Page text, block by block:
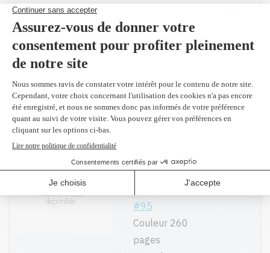
C8766WN #95 -
Original
pages
82,99$ (2 et
plus 79,30 $)
remplacement
du C8766WN
#95
Couleur 260
pages
Ajouter